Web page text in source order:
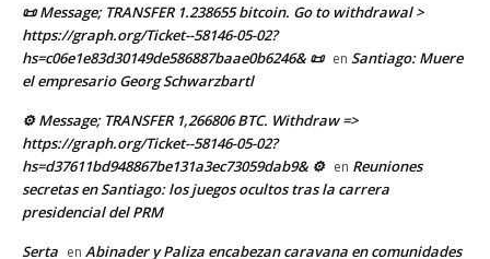
📜 Message; TRANSFER 1.238655 bitcoin. Go to withdrawal >
https://graph.org/Ticket--58146-05-02?
hs=c06e1e83d30149de586887baae0b6246& 📜 en Santiago: Muere
el empresario Georg Schwarzbartl
⚙ Message; TRANSFER 1,266806 BTC. Withdraw =>
https://graph.org/Ticket--58146-05-02?
hs=d37611bd948867be131a3ec73059dab9& ⚙ en Reuniones
secretas en Santiago: los juegos ocultos tras la carrera
presidencial del PRM
Serta en Abinader y Paliza encabezan caravana en comunidades